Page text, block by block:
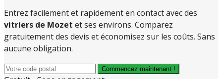
Entrez facilement et rapidement en contact avec des
vitriers de Mozet et ses environs. Comparez
gratuitement des devis et économisez sur les coûts. Sans
aucune obligation.
Commencez maintenant !